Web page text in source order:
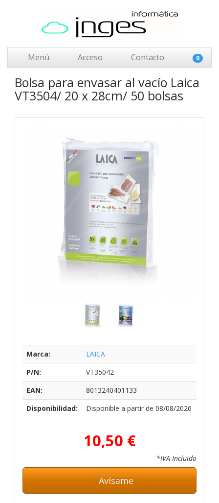
Menú Acceso Contacto 0
Bolsa para envasar al vacío Laica
VT3504/ 20 x 28cm/ 50 bolsas
Marca:
LAICA
P/N:
VT35042
EAN:
8013240401133
Disponibilidad:
Disponible a partir de 08/08/2026
10,50 €
*IVA Incluido
Avísame